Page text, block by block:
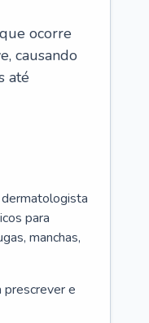
ocorre
causando
até
dermatologista
para
manchas,
e